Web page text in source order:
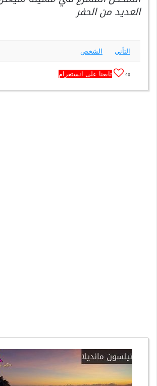
العديد من الحفر
التأني الشخص
40 تابعنا على انستغرام